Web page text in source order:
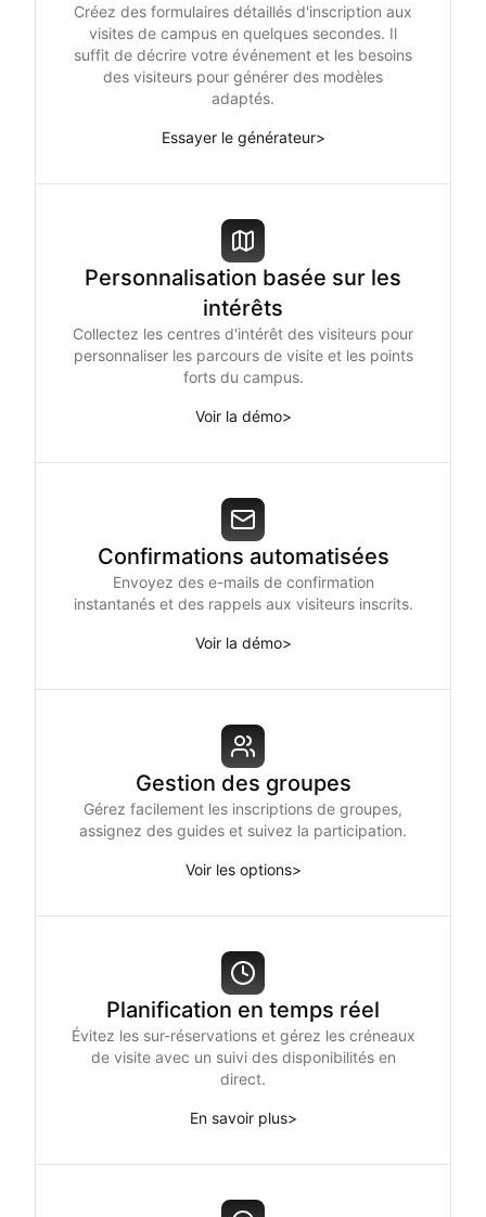
Créez des formulaires détaillés d'inscription aux
visites de campus en quelques secondes. Il
suffit de décrire votre événement et les besoins
des visiteurs pour générer des modèles
adaptés.
Essayer le générateur>
Personnalisation basée sur les
intérêts
Collectez les centres d'intérêt des visiteurs pour
personnaliser les parcours de visite et les points
forts du campus.
Voir la démo>
Confirmations automatisées
Envoyez des e-mails de confirmation
instantanés et des rappels aux visiteurs inscrits.
Voir la démo>
Gestion des groupes
Gérez facilement les inscriptions de groupes,
assignez des guides et suivez la participation.
Voir les options>
Planification en temps réel
Évitez les sur-réservations et gérez les créneaux
de visite avec un suivi des disponibilités en
direct.
En savoir plus>